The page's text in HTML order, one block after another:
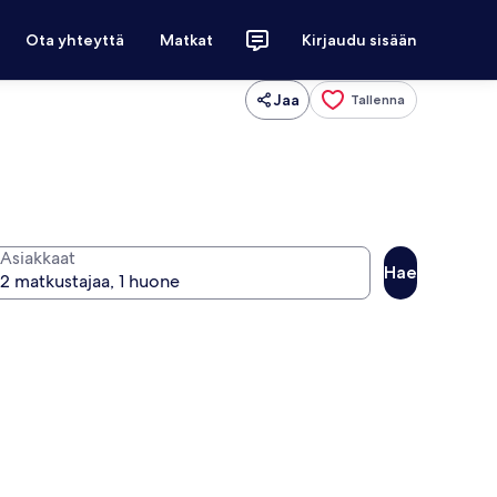
Ota yhteyttä Matkat Kirjaudu sisään
Jaa Tallenna
Asiakkaat
Hae